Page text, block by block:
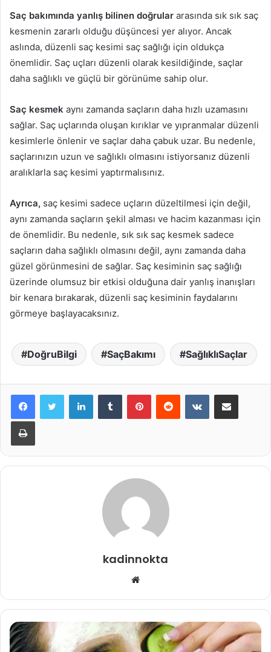
Saç bakımında yanlış bilinen doğrular arasında sık sık saç
kesmenin zararlı olduğu düşüncesi yer alıyor. Ancak
aslında, düzenli saç kesimi saç sağlığı için oldukça
önemlidir. Saç uçları düzenli olarak kesildiğinde, saçlar
daha sağlıklı ve güçlü bir görünüme sahip olur.
Saç kesmek aynı zamanda saçların daha hızlı uzamasını
sağlar. Saç uçlarında oluşan kırıklar ve yıpranmalar düzenli
kesimlerle önlenir ve saçlar daha çabuk uzar. Bu nedenle,
saçlarınızın uzun ve sağlıklı olmasını istiyorsanız düzenli
aralıklarla saç kesimi yaptırmalısınız.
Ayrıca, saç kesimi sadece uçların düzeltilmesi için değil,
aynı zamanda saçların şekil alması ve hacim kazanması için
de önemlidir. Bu nedenle, sık sık saç kesmek sadece
saçların daha sağlıklı olmasını değil, aynı zamanda daha
güzel görünmesini de sağlar. Saç kesiminin saç sağlığı
üzerinde olumsuz bir etkisi olduğuna dair yanlış inanışları
bir kenara bırakarak, düzenli saç kesiminin faydalarını
görmeye başlayacaksınız.
DoğruBilgi SaçBakımı SağlıklıSaçlar
LinkedInTumblr PinterestReddit VKontakteE-Posta ile paylaş
Yazdır
kadinnokta
Web